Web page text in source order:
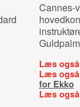
Cannes-
Læs
Læs
for Ekko
Læs